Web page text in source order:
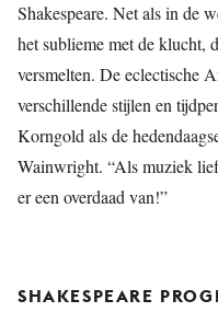
Shakespeare. Net als in de
het sublieme met de klucht,
versmelten. De eclectische
verschillende stijlen en
Korngold als de
Wainwright. “Als muziek
er een overdaad van!”
SHAKESPEARE